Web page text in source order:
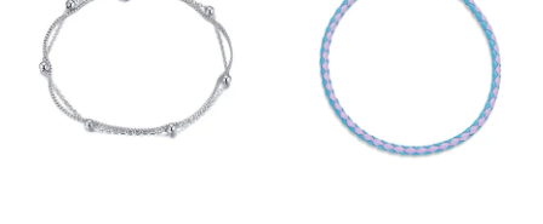
Obchodné podmienky
Ochrana súkromia